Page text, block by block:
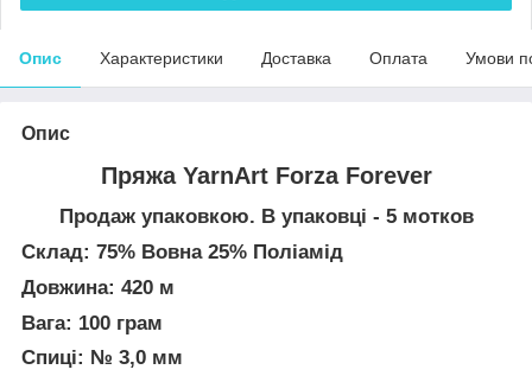
Опис Характеристики Доставка Оплата Умови
Опис
Пряжа YarnArt Forza Forever
Продаж упаковкою. В упаковці - 5 мотков
Склад: 75% Вовна 25% Поліамід
Довжина: 420 м
Вага: 100 грам
Спиці: № 3,0 мм